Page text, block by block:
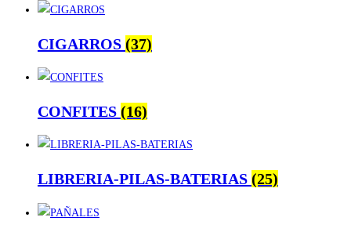
CIGARROS (37)
CONFITES (16)
LIBRERIA-PILAS-BATERIAS (25)